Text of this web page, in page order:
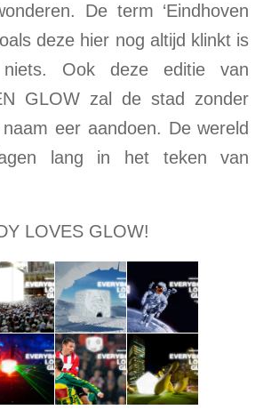
De term ‘Eindhoven
deze hier nog altijd klinkt is
Ook deze editie van
GLOW zal de stad zonder
eer aandoen. De wereld
lang in het teken van
LOVES GLOW!